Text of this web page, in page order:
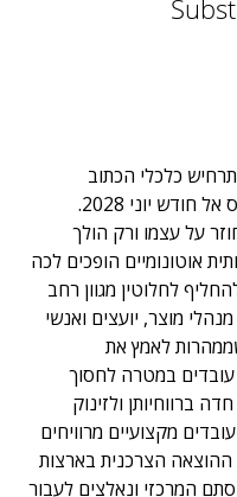
כלכלי הכתוב
מנקודת מבט עתידית בדיונית ומתייחס אל חודש יוני 2028.
על עצמו ורק הולך
אוטונומיים הופכים לכה
לחלוטין מגוון רחב
מוצר, יועצים ואנשי
לאמץ את
עובדים במטרה לחסוך
ברווחיותן ולזינוק
מקצועיים מרוויחים
הצרכנית בארצות
המרכזי ונאלצים לעבור